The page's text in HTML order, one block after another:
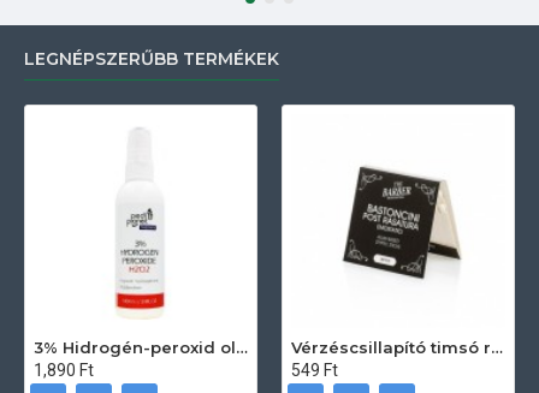
LEGNÉPSZERŰBB TERMÉKEK
3% Hidrogén-peroxid oldat (sebfertőtlenítő) 100ml
1,890 Ft
Vérzéscsillapító timsó rúd 20db
549 Ft